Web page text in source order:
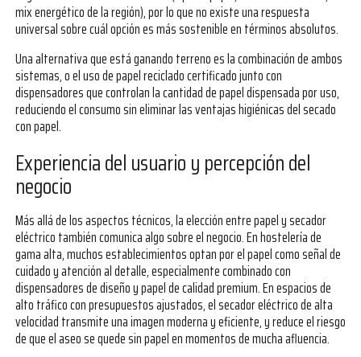
mix energético de la región), por lo que no existe una respuesta
universal sobre cuál opción es más sostenible en términos absolutos.
Una alternativa que está ganando terreno es la combinación de ambos
sistemas, o el uso de papel reciclado certificado junto con
dispensadores que controlan la cantidad de papel dispensada por uso,
reduciendo el consumo sin eliminar las ventajas higiénicas del secado
con papel.
Experiencia del usuario y percepción del
negocio
Más allá de los aspectos técnicos, la elección entre papel y secador
eléctrico también comunica algo sobre el negocio. En hostelería de
gama alta, muchos establecimientos optan por el papel como señal de
cuidado y atención al detalle, especialmente combinado con
dispensadores de diseño y papel de calidad premium. En espacios de
alto tráfico con presupuestos ajustados, el secador eléctrico de alta
velocidad transmite una imagen moderna y eficiente, y reduce el riesgo
de que el aseo se quede sin papel en momentos de mucha afluencia.